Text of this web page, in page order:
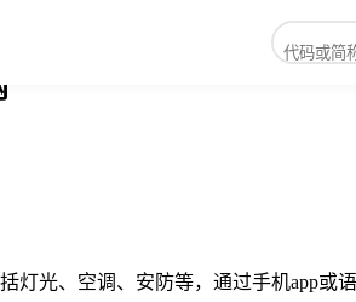
光、空调、安防等，通过手机app或